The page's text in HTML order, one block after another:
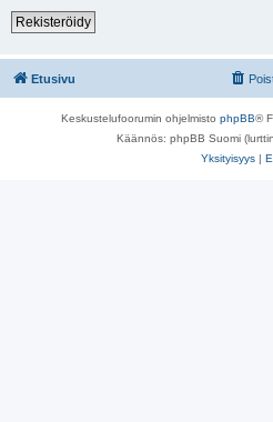
Rekisteröidy
Etusivu
Keskustelufoorumin ohjelmisto phpBB®
Käännös: phpBB Suomi
Yksityisyys |